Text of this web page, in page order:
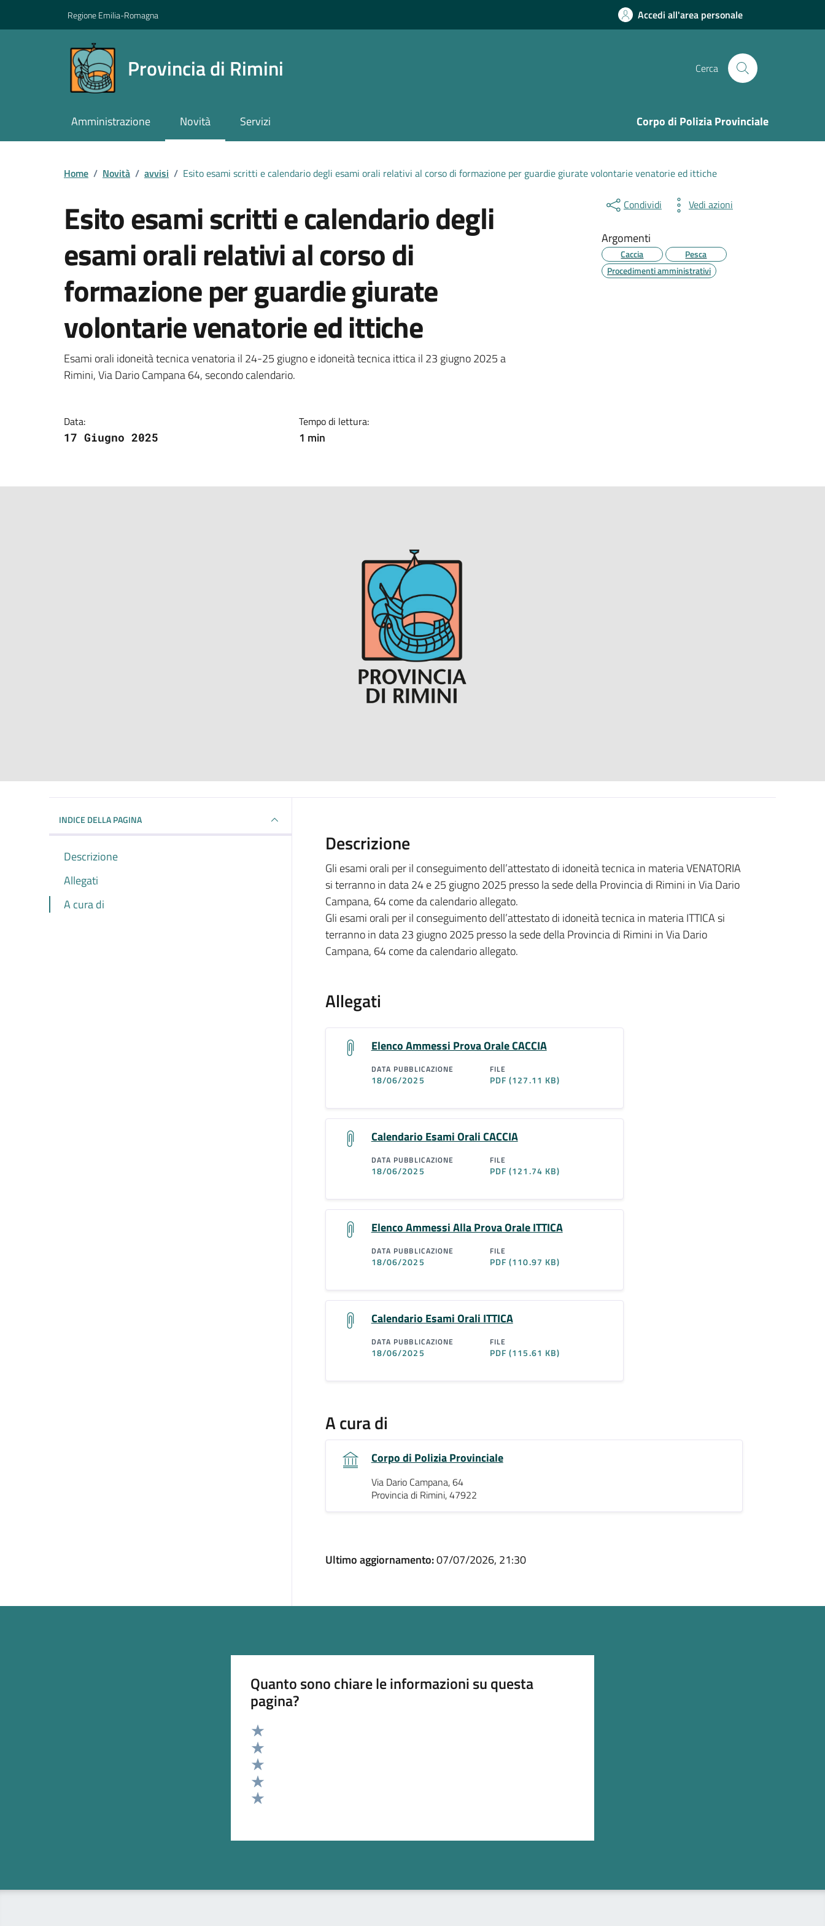
Regione Emilia-Romagna Accedi all'area personale
Provincia di Rimini Cerca
Amministrazione Novità Servizi Corpo di Polizia Provinciale
Home / Novità / avvisi / Esito esami scritti e calendario degli esami orali relativi al corso di formazione per guardie giurate volontarie venatorie ed ittiche
Esito esami scritti e calendario degli
esami orali relativi al corso di
formazione per guardie giurate
volontarie venatorie ed ittiche
Dettagli della notizia
Esami orali idoneità tecnica venatoria il 24-25 giugno e idoneità tecnica ittica il 23 giugno 2025 a
Rimini, Via Dario Campana 64, secondo calendario.
Data:
17 Giugno 2025
Tempo di lettura:
1 min
Condividi Vedi azioni
Argomenti
Caccia
Pesca
Procedimenti amministrativi
INDICE DELLA PAGINA
Descrizione
Allegati
A cura di
Descrizione
Gli esami orali per il conseguimento dell’attestato di idoneità tecnica in materia VENATORIA
si terranno in data 24 e 25 giugno 2025 presso la sede della Provincia di Rimini in Via Dario
Campana, 64 come da calendario allegato.
Gli esami orali per il conseguimento dell’attestato di idoneità tecnica in materia ITTICA si
terranno in data 23 giugno 2025 presso la sede della Provincia di Rimini in Via Dario
Campana, 64 come da calendario allegato.
Allegati
Elenco Ammessi Prova Orale CACCIA
DATA PUBBLICAZIONE
18/06/2025
FILE
PDF(127.11 KB)
Calendario Esami Orali CACCIA
DATA PUBBLICAZIONE
18/06/2025
FILE
PDF(121.74 KB)
Elenco Ammessi Alla Prova Orale ITTICA
DATA PUBBLICAZIONE
18/06/2025
FILE
PDF(110.97 KB)
Calendario Esami Orali ITTICA
DATA PUBBLICAZIONE
18/06/2025
FILE
PDF(115.61 KB)
A cura di
Corpo di Polizia Provinciale
Via Dario Campana, 64
Provincia di Rimini, 47922
Ultimo aggiornamento:07/07/2026, 21:30
Quanto sono chiare le informazioni su questa
pagina?
Valuta 5 stelle su 5
Valuta 4 stelle su 5
Valuta 3 stelle su 5
Valuta 2 stelle su 5